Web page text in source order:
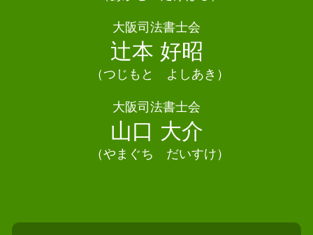
債務整理 個人事業主
相続 住んでいる家
相続 不動産 名義変更
相続 司法書士 貝塚市
債務整理 司法書士 忠岡町
相続 司法書士 高石市
相続 司法書士田尻町
債務整理 司法書士 松原市
大阪司法書士会
辻本 好昭
（つじもと よしあき）
大阪司法書士会
山口 大介
（やまぐち だいすけ）